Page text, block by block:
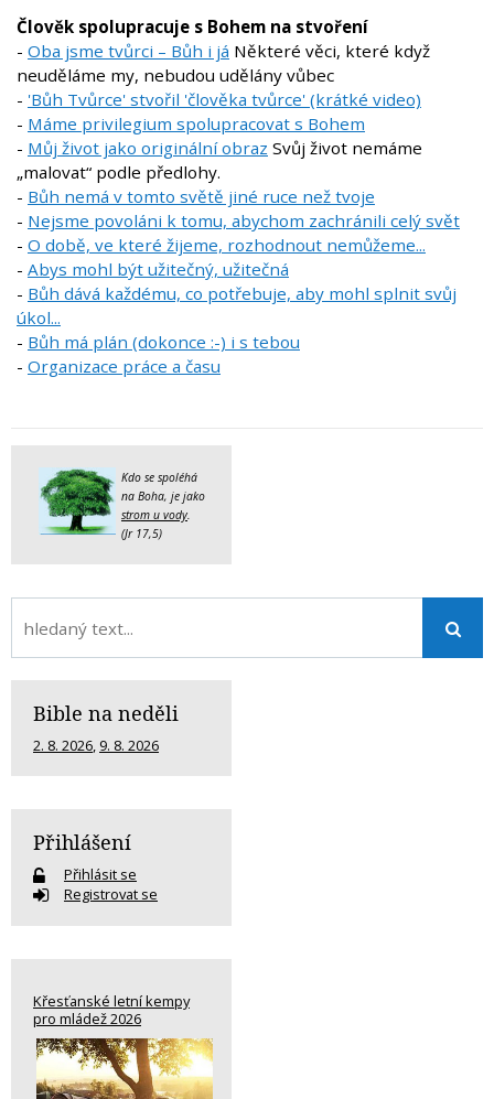
Člověk spolupracuje s Bohem na stvoření
- Oba jsme tvůrci – Bůh i já Některé věci, které když
neuděláme my, nebudou udělány vůbec
- 'Bůh Tvůrce' stvořil 'člověka tvůrce' (krátké video)
- Máme privilegium spolupracovat s Bohem
- Můj život jako originální obraz Svůj život nemáme
„malovat“ podle předlohy.
- Bůh nemá v tomto světě jiné ruce než tvoje
- Nejsme povoláni k tomu, abychom zachránili celý svět
- O době, ve které žijeme, rozhodnout nemůžeme...
- Abys mohl být užitečný, užitečná
- Bůh dává každému, co potřebuje, aby mohl splnit svůj
úkol...
- Bůh má plán (dokonce :-) i s tebou
- Organizace práce a času
Kdo se spoléhá
na Boha, je jako
strom u vody.
(Jr 17,5)
Bible na neděli
2. 8. 2026, 9. 8. 2026
Přihlášení
Přihlásit se
Registrovat se
Křesťanské letní kempy
pro mládež 2026